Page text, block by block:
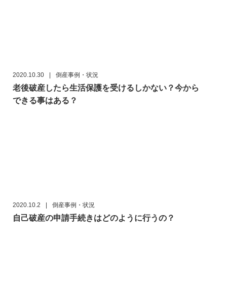
2020.10.30 倒産事例・状況
老後破産したら生活保護を受けるしかない？今から
できる事はある？
2020.10.2 倒産事例・状況
自己破産の申請手続きはどのように行うの？